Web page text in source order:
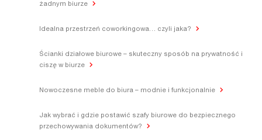
żadnym biurze
Idealna przestrzeń coworkingowa… czyli jaka?
Ścianki działowe biurowe – skuteczny sposób na prywatność i
ciszę w biurze
Nowoczesne meble do biura – modnie i funkcjonalnie
Jak wybrać i gdzie postawić szafy biurowe do bezpiecznego
przechowywania dokumentów?